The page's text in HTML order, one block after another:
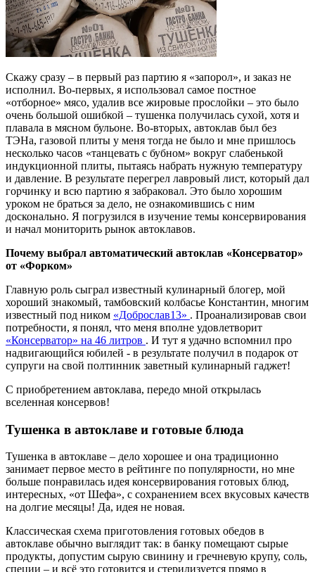
Скажу сразу – в первый раз партию я «запорол», и заказ не
исполнил. Во-первых, я использовал самое постное
«отборное» мясо, удалив все жировые прослойки – это было
очень большой ошибкой – тушенка получилась сухой, хотя и
плавала в мясном бульоне. Во-вторых, автоклав был без
ТЭНа, газовой плиты у меня тогда не было и мне пришлось
несколько часов «танцевать с бубном» вокруг слабенькой
индукционной плиты, пытаясь набрать нужную температуру
и давление. В результате перегрел лавровый лист, который дал
горчинку и всю партию я забраковал. Это было хорошим
уроком не браться за дело, не ознакомившись с ним
досконально. Я погрузился в изучение темы консервирования
и начал мониторить рынок автоклавов.
Почему выбрал автоматический автоклав «Консерватор»
от «Форком»
Главную роль сыграл известный кулинарный блогер, мой
хороший знакомый, тамбовский колбасье Константин, многим
известный под ником «Доброслав13» . Проанализировав свои
потребности, я понял, что меня вполне удовлетворит
«Консерватор» на 46 литров . И тут я удачно вспомнил про
надвигающийся юбилей - в результате получил в подарок от
супруги на свой полтинник заветный кулинарный гаджет!
С приобретением автоклава, передо мной открылась
вселенная консервов!
Тушенка в автоклаве и готовые блюда
Тушенка в автоклаве – дело хорошее и она традиционно
занимает первое место в рейтинге по популярности, но мне
больше понравилась идея консервирования готовых блюд,
интересных, «от Шефа», с сохранением всех вкусовых качеств
на долгие месяцы! Да, идея не новая.
Классическая схема приготовления готовых обедов в
автоклаве обычно выглядит так: в банку помещают сырые
продукты, допустим сырую свинину и гречневую крупу, соль,
специи – и всё это готовится и стерилизуется прямо в